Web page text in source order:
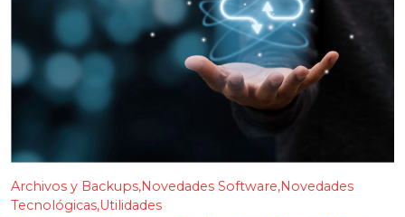
Archivos y Backups Novedades Software Novedades
Tecnológicas Utilidades